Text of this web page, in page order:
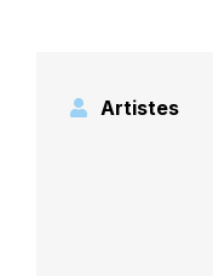
Artistes